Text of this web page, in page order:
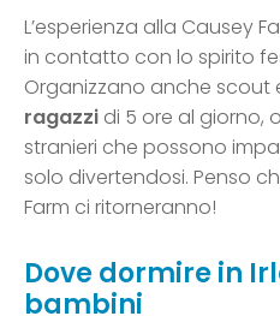
L’esperienza alla Causey
in contatto con lo spirito
Organizzano anche scout
ragazzi di 5 ore al giorno,
stranieri che possono
solo divertendosi. Penso
Farm ci ritorneranno!
Dove dormire in
bambini